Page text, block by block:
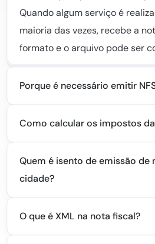
Quando algum serviço é
maioria das vezes, recebe a
formato e o arquivo pode ser
Porque é necessário emitir
Como calcular os impostos
Quem é isento de emissão de
cidade?
O que é XML na nota fiscal?